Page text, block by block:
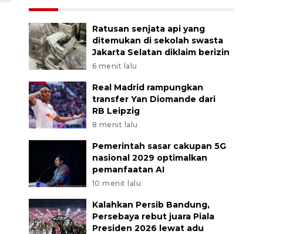
Ratusan senjata api yang
ditemukan di sekolah swasta
Jakarta Selatan diklaim berizin
6 menit lalu
Real Madrid rampungkan
transfer Yan Diomande dari
RB Leipzig
8 menit lalu
Pemerintah sasar cakupan 5G
nasional 2029 optimalkan
pemanfaatan AI
10 menit lalu
Kalahkan Persib Bandung,
Persebaya rebut juara Piala
Presiden 2026 lewat adu